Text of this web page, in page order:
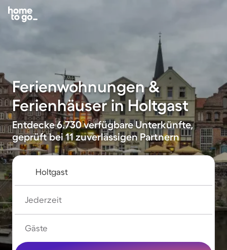
Ferienwohnungen &
Ferienhäuser in Holtgast
Entdecke 6.730 verfügbare Unterkünfte,
geprüft bei 11 zuverlässigen Partnern
Jederzeit
Gäste